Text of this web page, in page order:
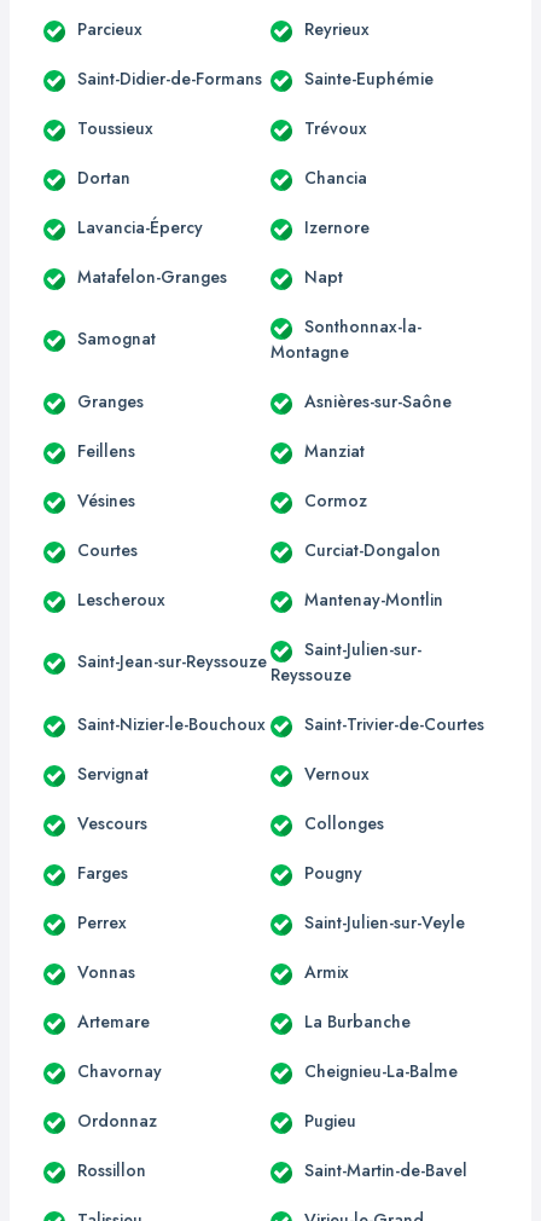
Parcieux Reyrieux
Saint-Didier-de-Formans Sainte-Euphémie
Toussieux Trévoux
Dortan Chancia
Lavancia-Épercy Izernore
Matafelon-Granges Napt
Samognat
Sonthonnax-la-
Montagne
Granges Asnières-sur-Saône
Feillens Manziat
Vésines Cormoz
Courtes Curciat-Dongalon
Lescheroux Mantenay-Montlin
Saint-Jean-sur-Reyssouze
Saint-Julien-sur-
Reyssouze
Saint-Nizier-le-Bouchoux Saint-Trivier-de-Courtes
Servignat Vernoux
Vescours Collonges
Farges Pougny
Perrex Saint-Julien-sur-Veyle
Vonnas Armix
Artemare La Burbanche
Chavornay Cheignieu-La-Balme
Ordonnaz Pugieu
Rossillon Saint-Martin-de-Bavel